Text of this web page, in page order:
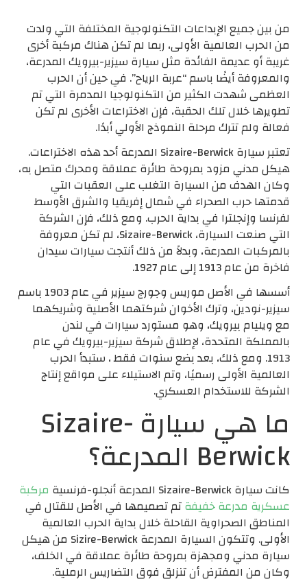
من بين جميع الإبداعات التكنولوجية المختلفة التي ولدت
من الحرب العالمية الأولى، ربما لم تكن هناك مركبة أخرى
غريبة أو عديمة الفائدة مثل سيارة سيزير-بيرويك المدرعة،
والمعروفة أيضًا باسم “عربة الرياح”. في حين أن الحرب
العظمى شهدت الكثير من التكنولوجيا المدمرة التي تم
تطويرها خلال تلك الحقبة، فإن الاختراعات الأخرى لم تكن
فعالة ولم تترك مرحلة النموذج الأولي أبدًا.
تعتبر سيارة Sizaire-Berwick المدرعة أحد هذه الاختراعات.
هيكل مدني مزود بمروحة طائرة عملاقة ومحرك متصل به،
وكان الهدف من السيارة التغلب على العقبات التي
قدمتها حرب الصحراء في شمال إفريقيا والشرق الأوسط
لفرنسا وإنجلترا في بداية الحرب. ومع ذلك، فإن الشركة
التي صنعت السيارة، Sizaire-Berwick، لم تكن معروفة
بالمركبات المدرعة، وبدلاً من ذلك أنتجت سيارات سيدان
فاخرة من عام 1913 إلى عام 1927.
أسسها في الأصل موريس وجورج سيزير في عام 1903 باسم
سيزير-نودين، وترك الأخوان شركتهما الأصلية وشريكهما
مع ويليام بيرويك، وهو مستورد سيارات في لندن
بالمملكة المتحدة، لإطلاق شركة سيزير-بيرويك في عام
1913. ومع ذلك، بعد بضع سنوات فقط ، ستبدأ الحرب
العالمية الأولى رسميًا، وتم الاستيلاء على مواقع إنتاج
الشركة للاستخدام العسكري.
ما هي سيارة Sizaire-
Berwick المدرعة؟
كانت سيارة Sizaire-Berwick المدرعة أنجلو-فرنسية
مركبة
عسكرية مدرعة خفيفةتم تصميمها في الأصل للقتال في
المناطق الصحراوية القاحلة خلال بداية الحرب العالمية
الأولى. وتتكون السيارة المدرعة Sizire-Berwick من هيكل
سيارة مدني ومجهزة بمروحة طائرة عملاقة في الخلف،
وكان من المفترض أن تنزلق فوق التضاريس الرملية.